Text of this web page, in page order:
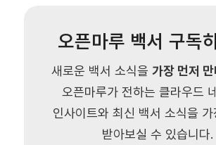
오픈마루 백서 구독
새로운 백서 소식을가장 먼저
오픈마루가 전하는 클라우드
인사이트와 최신 백서 소식을 가
받아보실 수 있습니다.